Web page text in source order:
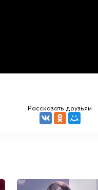
Рассказать друзьям